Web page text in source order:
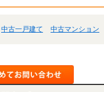
中古一戸建て 中古マンション